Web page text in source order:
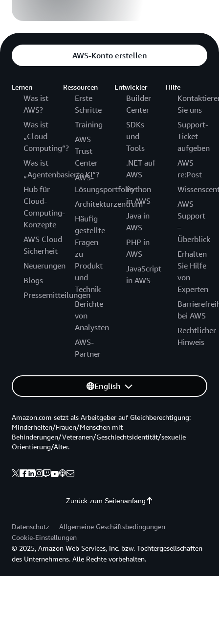
AWS-Konto erstellen
Lernen
Was ist
AWS?
Was ist
„Cloud
Computing“?
Was ist
„Agentenbasierte KI“?
Hub für
Cloud-
Computing-
Konzepte
AWS Cloud
Sicherheit
Neuerungen
Blogs
Pressemitteilungen
Ressourcen
Erste
Schritte
Training
AWS
Trust
Center
AWS-
Lösungsportfolio
Architekturzentrum
Häufig
gestellte
Fragen
zu
Produkt
und
Technik
Berichte
von
Analysten
AWS-
Partner
Entwickler
Builder
Center
SDKs
und
Tools
.NET auf
AWS
Python
in AWS
Java in
AWS
PHP in
AWS
JavaScript
in AWS
Hilfe
Sie uns
Support-
Ticket
aufgeben
AWS
re:Post
AWS
Support
–
Überblick
Erhalten
Sie Hilfe
von
Experten
bei AWS
Rechtlicher
Hinweis
English
Zurück zum Seitenanfang
Amazon.com setzt als Arbeitgeber auf Gleichberechtigung:
Minderheiten/Frauen/Menschen mit
Behinderungen/Veteranen/Geschlechtsidentität/sexuelle
Orientierung/Alter.
Datenschutz
Allgemeine Geschäftsbedingungen
Cookie-Einstellungen
© 2025, Amazon Web Services, Inc. bzw. Tochtergesellschaften
des Unternehmens. Alle Rechte vorbehalten.